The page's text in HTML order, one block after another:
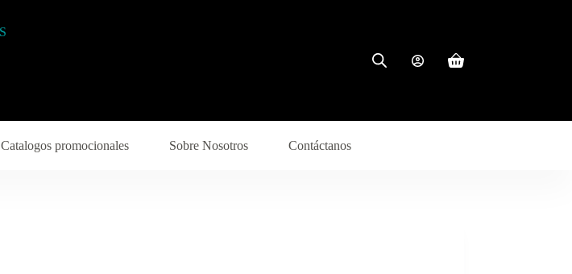
Catalogos promocionales Sobre Nosotros Contáctanos